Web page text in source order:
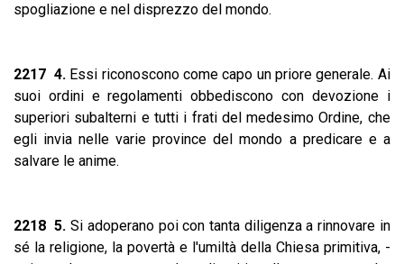
spogliazione e nel disprezzo del mondo.
2217 4.Essi riconoscono come capo un priore generale. Ai
suoi ordini e regolamenti obbediscono con devozione i
superiori subalterni e tutti i frati del medesimo Ordine, che
egli invia nelle varie province del mondo a predicare e a
salvare le anime.
2218 5. Si adoperano poi con tanta diligenza a rinnovare in
sé la religione, la povertà e l'umiltà della Chiesa primitiva, -